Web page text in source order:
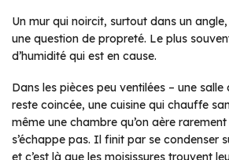
Un mur qui noircit, surtout dans un
une question de propreté. Le plus
d’humidité qui est en cause.
Dans les pièces peu ventilées – une
reste coincée, une cuisine qui chauffe
même une chambre qu’on aère rarement
s’échappe pas. Il finit par se condenser
et c’est là que les moisissures trouvent